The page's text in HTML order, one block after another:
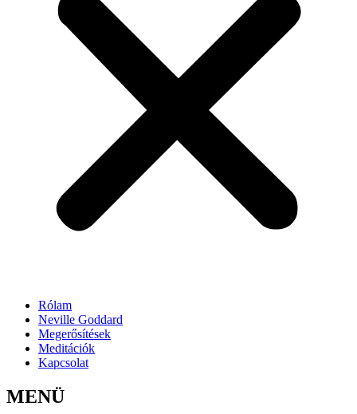
Rólam
Neville Goddard
Megerősítések
Meditációk
Kapcsolat
MENÜ